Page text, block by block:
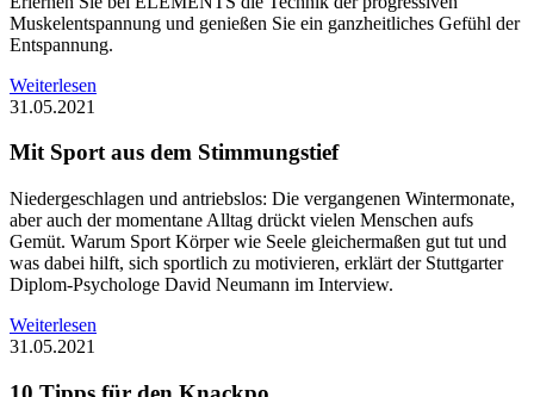
Muskelentspannung und genießen Sie ein ganzheitliches Gefühl der
Entspannung.
Weiterlesen
31.05.2021
Mit Sport aus dem Stimmungstief
Niedergeschlagen und antriebslos: Die vergangenen Wintermonate,
aber auch der momentane Alltag drückt vielen Menschen aufs
Gemüt. Warum Sport Körper wie Seele gleichermaßen gut tut und
was dabei hilft, sich sportlich zu motivieren, erklärt der Stuttgarter
Diplom-Psychologe David Neumann im Interview.
Weiterlesen
31.05.2021